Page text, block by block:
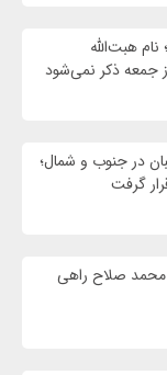
نام هبت‌الله
جمعه ذکر نمی‌شود
در جنوب و شمال؛
گرفت
محمد صلاح راهی